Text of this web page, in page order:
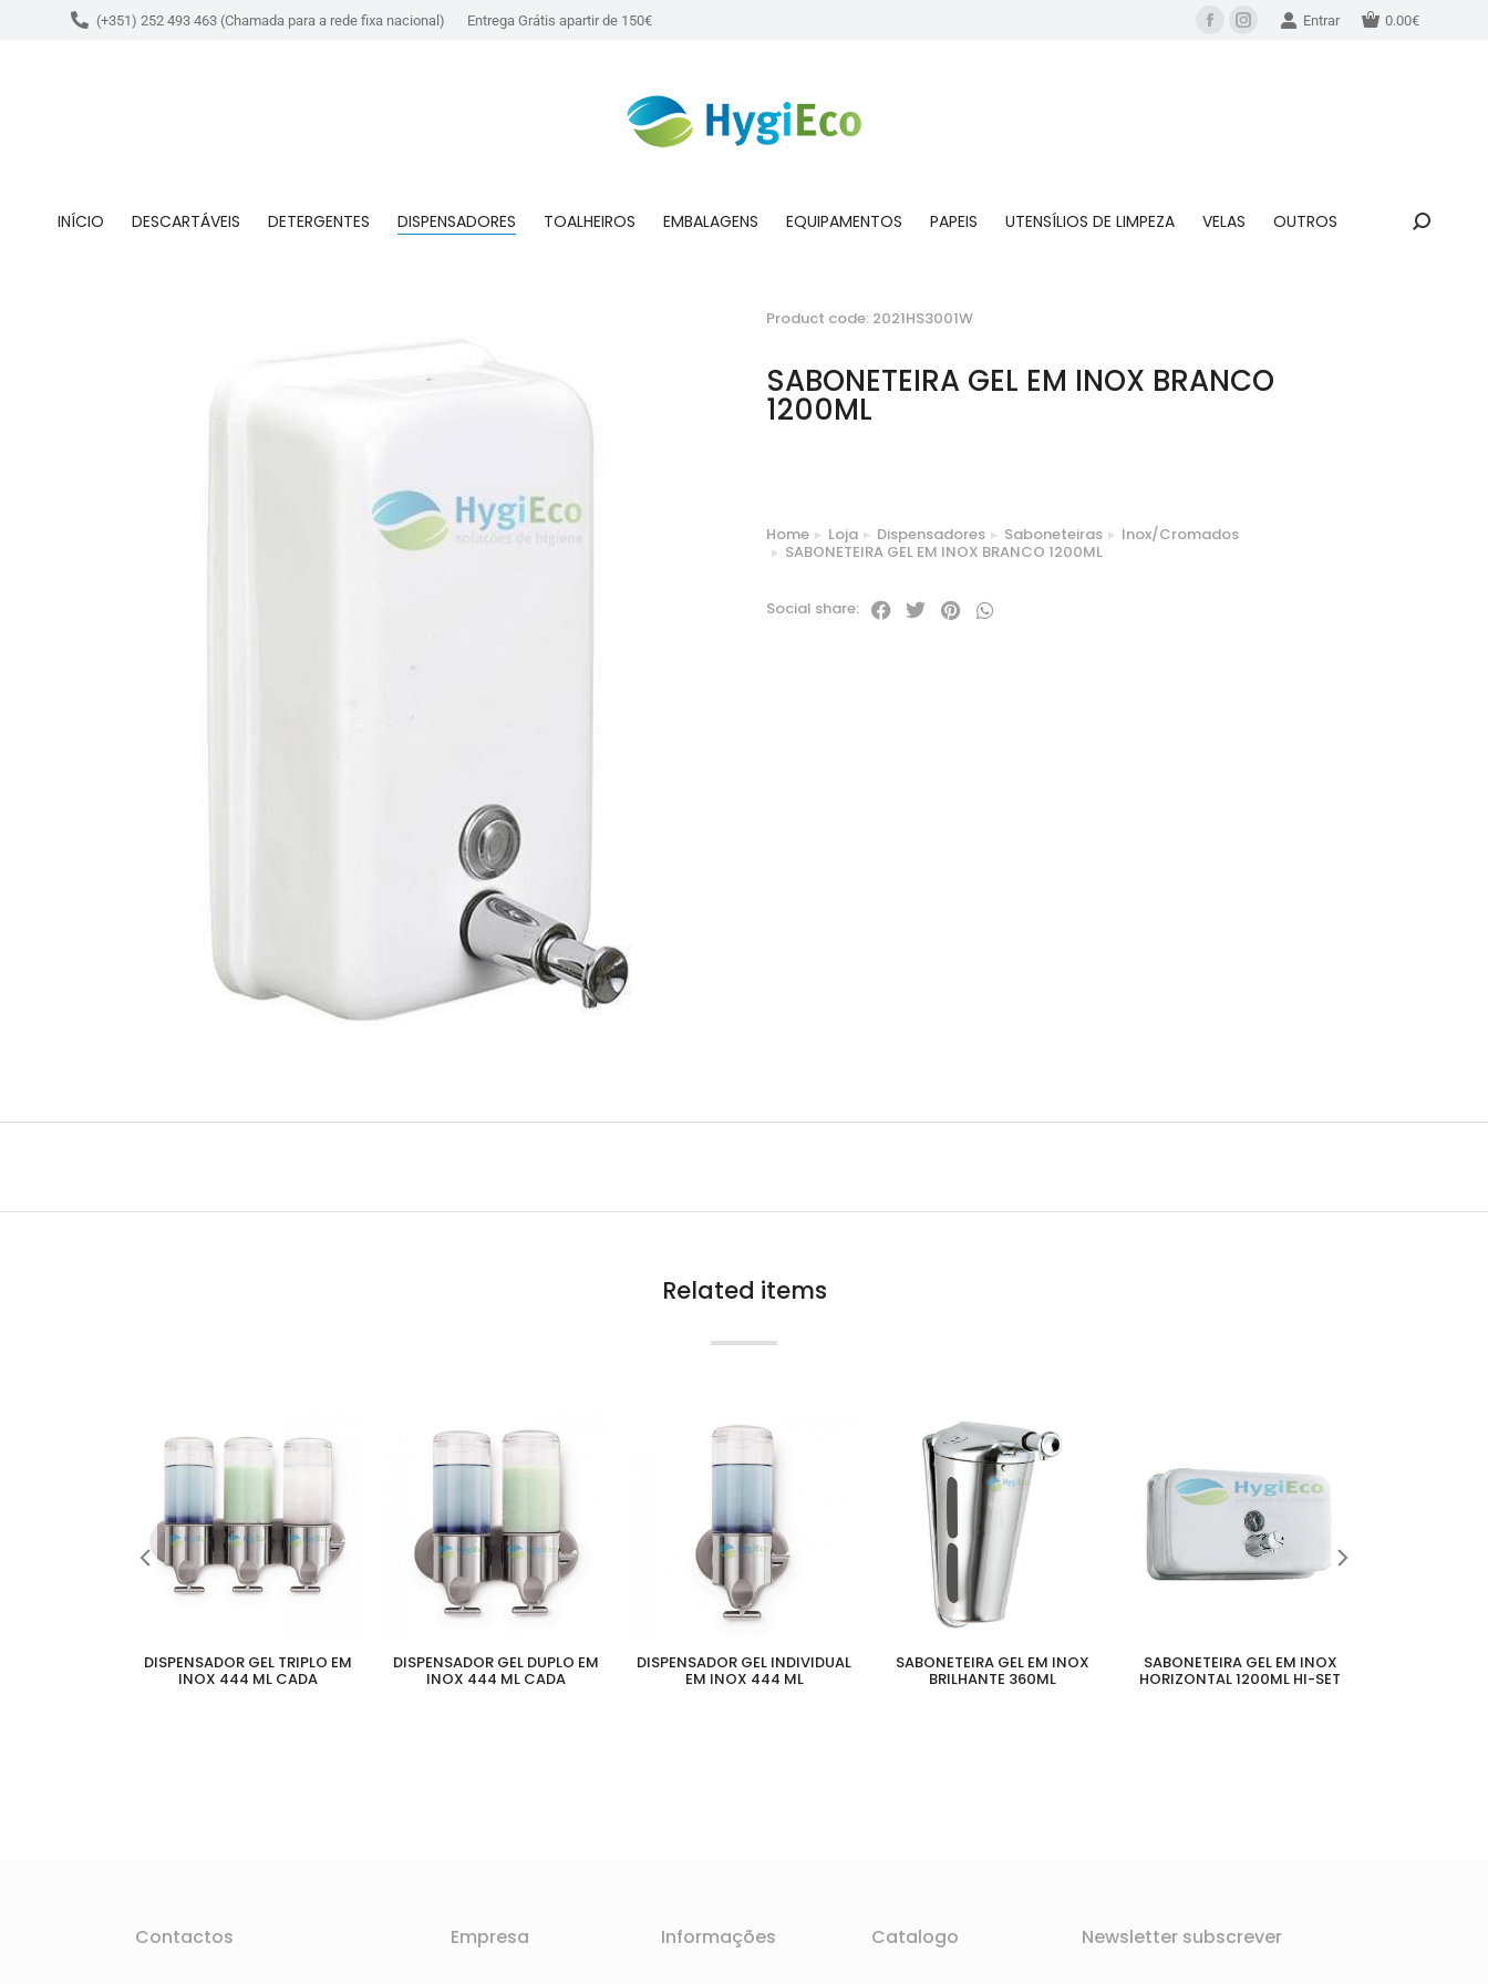
(+351) 252 493 463 (Chamada para a rede fixa nacional) Entrega Grátis apartir de 150€ Entrar 0.00€
INÍCIO DESCARTÁVEIS DETERGENTES DISPENSADORES TOALHEIROS EMBALAGENS EQUIPAMENTOS PAPEIS UTENSÍLIOS DE LIMPEZA VELAS OUTROS
Product code: 2021HS3001W
SABONETEIRA GEL EM INOX BRANCO
1200ML
You are here:
Home Loja Dispensadores Saboneteiras
Inox/Cromados
SABONETEIRA GEL EM INOX BRANCO 1200ML
Social share:
Related items
DISPENSADOR GEL TRIPLO EM
INOX 444 ML CADA
DISPENSADOR GEL DUPLO EM
INOX 444 ML CADA
DISPENSADOR GEL INDIVIDUAL
EM INOX 444 ML
SABONETEIRA GEL EM INOX
BRILHANTE 360ML
SABONETEIRA GEL EM INOX
HORIZONTAL 1200ML HI-SET
Contactos Empresa Informações Catalogo Newsletter subscrever